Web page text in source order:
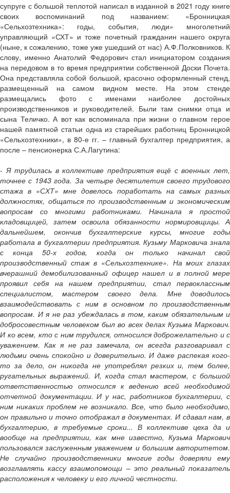
супруге с большой теплотой написал в изданной в 2021 году книге
своих воспоминаний под названием: «Бронницкая
«Сельхозтехника»: годы, события, люди» многолетний
управляющий «СХТ» и тоже почетный гражданин нашего округа
(ныне, к сожалению, тоже уже ушедший от нас) А.Ф.Полковников. К
слову, именно Анатолий Федорович стал инициатором создания
на передовом в то время предприятии собственной Доски Почета.
Она представляла собой большой, красочно оформленный стенд,
размещенный на самом видном месте. На этом стенде
размещались фото с именами наиболее достойных
производственников и руководителей. Были там снимки отца и
сына Теличко. А вот как вспоминала при жизни о главном герое
нашей памятной статьи одна из старейших работниц Бронницкой
«Сельхозтехники», в 80-е гг. – главный бухгалтер предприятия, а
после – пенсионерка С.А.Лагутина:
- Я трудилась в коллективе предприятия ещё с военных лет,
точнее с 1943 года. За четыре десятилетия своего трудового
стажа в «СХТ» мне довелось поработать на самых разных
должностях, общаться по производственным и экономическим
вопросам со многими работниками. Начинала я простой
кладовщицей, затем освоила обязанности нормировщицы. А
дальнейшем, окончив бухгалтерские курсы, многие годы
работала в бухгалтерии предприятия. Кузьму Марковича знала
с конца 50-х годов, когда он только начинал свой
производственный стаж в «Сельхозтехнике». На моих глазах
вчерашний демобилизованный офицер нашел и в полной мере
проявил себя на нашем предприятии, стал первоклассным
специалистом, мастером своего дела. Мне доводилось
взаимодействовать с ним в основном по производственным
вопросам. И я не раз убеждалась в том, каким обязательным и
добросовестным человеком был во всех делах Кузьма Маркович.
И ко всем, кто с ним трудился, относился доброжелательно и с
уважением. Как я не раз замечала, он всегда разговаривал с
людьми очень спокойно и доверительно. И даже распекая кого-
то за дело, он никогда не употреблял резких и, тем более,
ругательных выражений. И, когда стал мастером, с большой
ответственностью относился к ведению всей необходимой
отчетной документации. И у нас, работников бухгалтерии, с
ним никаких проблем не возникало. Все, что было необходимо,
он правильно и точно отображал в документах. И сдавал нам, в
бухгалтерию, в требуемые сроки... В коллективе цеха да и
вообще на предприятии, как мне известно, Кузьма Маркович
пользовался заслуженным уважением и большим авторитетом.
Не случайно производственники многие годы доверяли ему
возглавлять кассу взаимопомощи – это реальный показатель
расположения к человеку и его личной честности.